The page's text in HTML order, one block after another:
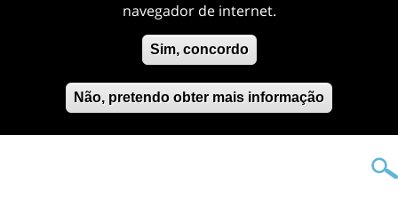
navegador de internet.
Sim, concordo
Não, pretendo obter mais informação